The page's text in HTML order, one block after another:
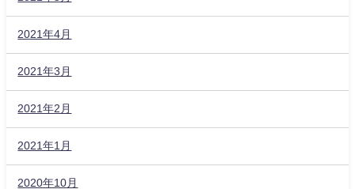
2021年4月
2021年3月
2021年2月
2021年1月
2020年10月